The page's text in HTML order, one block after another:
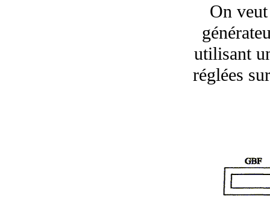
On
utilisant
réglées